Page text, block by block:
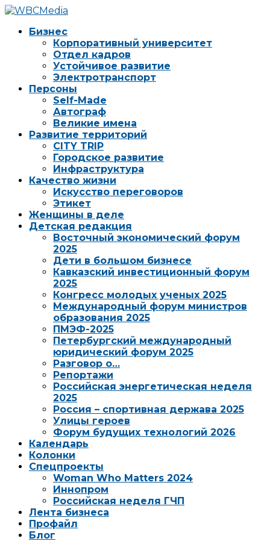
Бизнес
Корпоративный университет
Отдел кадров
Устойчивое развитие
Электротранспорт
Персоны
Self-Made
Автограф
Великие имена
Развитие территорий
CITY TRIP
Городское развитие
Инфраструктура
Качество жизни
Искусство переговоров
Этикет
Женщины в деле
Детская редакция
Восточный экономический форум
2025
Дети в большом бизнесе
Кавказский инвестиционный форум
2025
Конгресс молодых ученых 2025
Международный форум министров
образования 2025
ПМЭФ-2025
Петербургский международный
юридический форум 2025
Разговор о…
Репортажи
Российская энергетическая неделя
2025
Россия – спортивная держава 2025
Улицы героев
Форум будущих технологий 2026
Календарь
Колонки
Спецпроекты
Woman Who Matters 2024
Иннопром
Российская неделя ГЧП
Лента бизнеса
Профайл
Блог